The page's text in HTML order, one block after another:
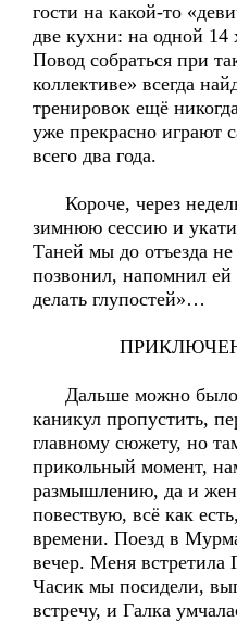
гости на какой-то
две кухни: на одной 14
Повод собраться при
коллективе» всегда
тренировок ещё
уже прекрасно играют
всего два года.
Короче, через
зимнюю сессию и
Таней мы до отъезда
позвонил, напомнил
делать глупостей»…
ПРИКЛЮЧЕНИЯ
Дальше можно было
каникул пропустить,
главному сюжету, но
прикольный момент,
размышлению, да и
повествую, всё как
времени. Поезд в
вечер. Меня встретила
Часик мы посидели,
встречу, и Галка